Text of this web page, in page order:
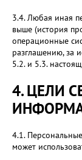
3.4. Любая иная
выше (история
операционные
разглашению, за
5.2. и 5.3.
4. ЦЕЛИ
4.1.
может